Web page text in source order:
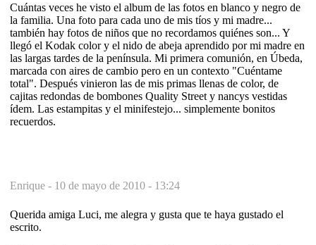
Cuántas veces he visto el album de las fotos en blanco y negro de
la familia. Una foto para cada uno de mis tíos y mi madre...
también hay fotos de niños que no recordamos quiénes son... Y
llegó el Kodak color y el nido de abeja aprendido por mi madre en
las largas tardes de la península. Mi primera comunión, en Úbeda,
marcada con aires de cambio pero en un contexto "Cuéntame
total". Después vinieron las de mis primas llenas de color, de
cajitas redondas de bombones Quality Street y nancys vestidas
ídem. Las estampitas y el minifestejo... simplemente bonitos
recuerdos.
Enrique - 10 de mayo de 2010 - 13:24
Querida amiga Luci, me alegra y gusta que te haya gustado el
escrito.